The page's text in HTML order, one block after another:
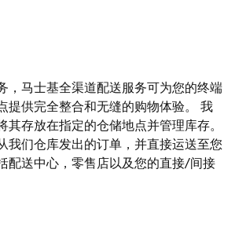
，马士基全渠道配送服务可为您的终端
提供完全整合和无缝的购物体验。 我
其存放在指定的仓储地点并管理库存。
我们仓库发出的订单，并直接运送至您
配送中心，零售店以及您的直接/间接